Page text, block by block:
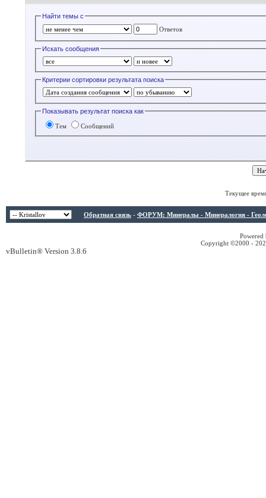
Найти темы с
Ответов
Искать сообщения
Критерии сортировки результата поиска
Показывать результат поиска как
Тем Сообщений
Текущее
Обратная связь - ФОРУМ: Минералы - Минералогия -
Copyright ©2000 -
vBulletin® Version 3.8.6